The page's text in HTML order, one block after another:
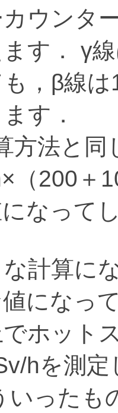
ウンタ
す． γ
，β線
す．
方法と
（200＋
なって
計算に
になっ
ホット
hを測
いったも